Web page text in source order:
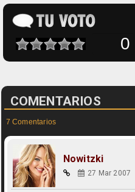
COMENTARIOS
7 Comentarios
Nowitzki
27 Mar 2007